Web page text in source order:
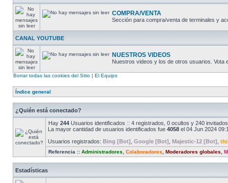
COMPRA/VENTA
Sección para compra/venta de terminales y
CANAL YOUTUBE
NUESTROS VIDEOS
Nuestros videos y los de otros usuarios. Vota
Borrar todas las cookies del Sitio | El Equipo
Índice general
¿Quién está conectado?
Hay 244 Usuarios identificados :: 4 registrados, 0 ocultos y 240
La mayor cantidad de usuarios identificados fue 4058 el 04 Jun 2024
Usuarios registrados: Bing [Bot] Google [Bot] Majestic-12 [Bot]
Referencia :: Administradores Colaboradores Moderadores globales
Estadísticas